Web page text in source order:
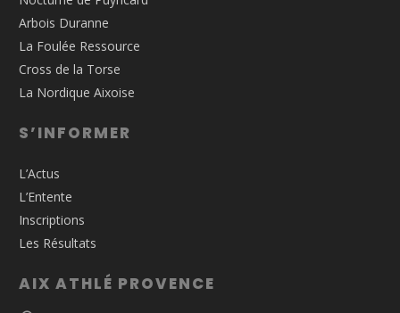
Arbois Duranne
La Foulée Ressource
Cross de la Torse
La Nordique Aixoise
S’INFORMER
L’Actus
L’Entente
Inscriptions
Les Résultats
AIX ATHLÉ PROVENCE